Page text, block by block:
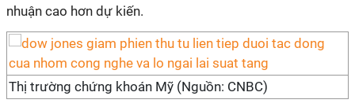
nhuận cao hơn dự kiến.
Thị trường chứng khoán Mỹ (Nguồn: CNBC)